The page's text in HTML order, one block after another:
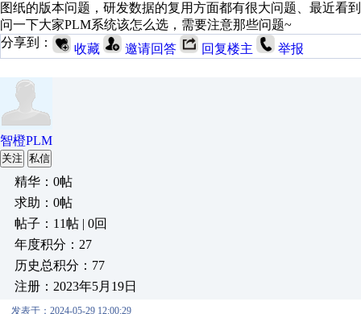
图纸的版本问题，研发数据的复用方面都有很大问题、最近看
问一下大家PLM系统该怎么选，需要注意那些问题~
分享到：
收藏 邀请回答 回复楼主 举报
智橙PLM
关注 私信
精华：0帖
求助：0帖
帖子：11帖 | 0回
年度积分：27
历史总积分：77
注册：2023年5月19日
发表于：2024-05-29 12:00:29